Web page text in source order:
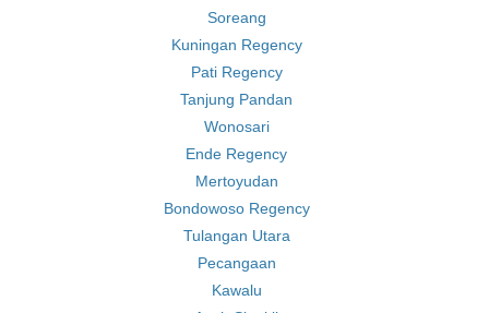
Soreang
Kuningan Regency
Pati Regency
Tanjung Pandan
Wonosari
Ende Regency
Mertoyudan
Bondowoso Regency
Tulangan Utara
Pecangaan
Kawalu